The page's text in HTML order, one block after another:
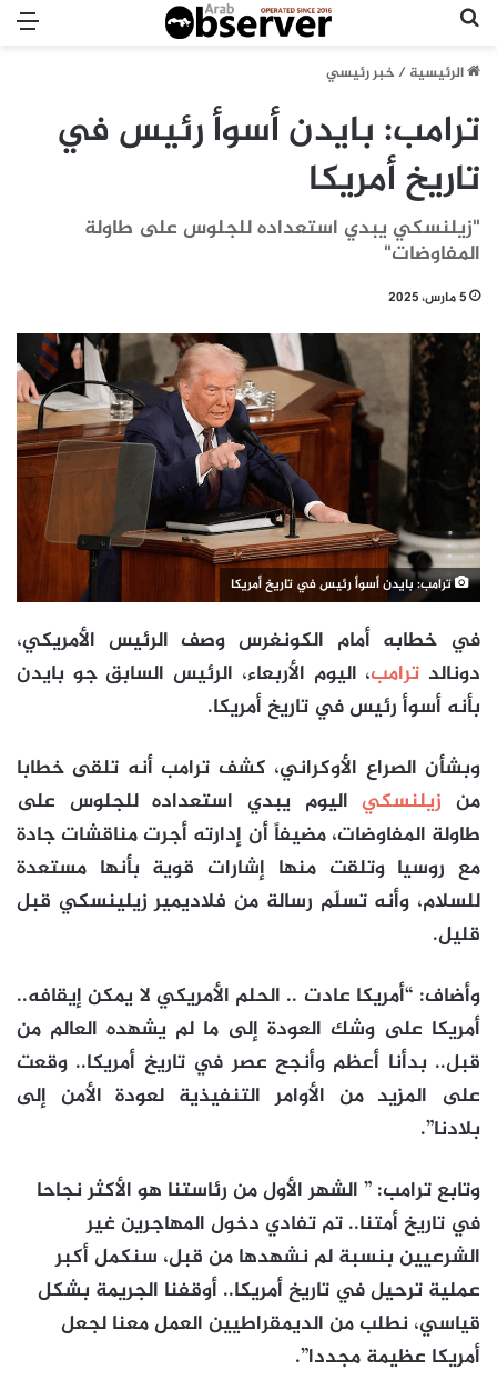
الرئيسية/خبر رئيسي
ترامب: بايدن أسوأ رئيس في
تاريخ أمريكا
"زيلنسكي يبدي استعداده للجلوس على طاولة
المفاوضات"
5 مارس، 2025
ترامب: بايدن أسوأ رئيس في تاريخ أمريكا
في خطابه أمام الكونغرس وصف الرئيس الأمريكي،
دونالد ترامب، اليوم الأربعاء، الرئيس السابق جو بايدن
بأنه أسوأ رئيس في تاريخ أمريكا.
وبشأن الصراع الأوكراني، كشف ترامب أنه تلقى خطابا
من زيلنسكياليوم يبدي استعداده للجلوس على
طاولة المفاوضات، مضيفاً أن إدارته أجرت مناقشات جادة
مع روسيا وتلقت منها إشارات قوية بأنها مستعدة
للسلام، وأنه تسلّم رسالة من فلاديمير زيلينسكي قبل
قليل.
وأضاف: “أمريكا عادت .. الحلم الأمريكي لا يمكن إيقافه..
أمريكا على وشك العودة إلى ما لم يشهده العالم من
قبل.. بدأنا أعظم وأنجح عصر في تاريخ أمريكا.. وقعت
على المزيد من الأوامر التنفيذية لعودة الأمن إلى
بلادنا”.
وتابع ترامب: ” الشهر الأول من رئاستنا هو الأكثر نجاحا
في تاريخ أمتنا.. تم تفادي دخول المهاجرين غير
الشرعيين بنسبة لم نشهدها من قبل، سنكمل أكبر
عملية ترحيل في تاريخ أمريكا.. أوقفنا الجريمة بشكل
قياسي، نطلب من الديمقراطيين العمل معنا لجعل
أمريكا عظيمة مجددا”.